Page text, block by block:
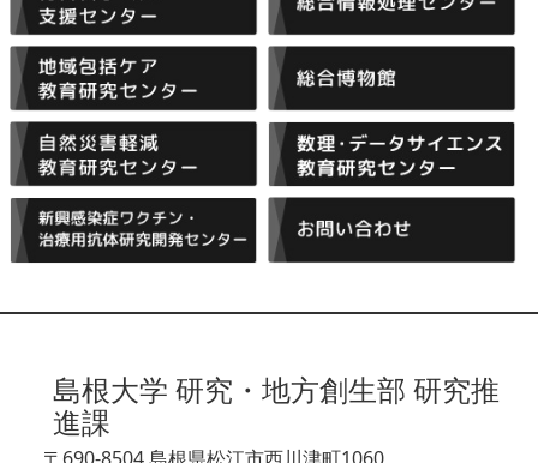
島根大学 研究・地方創生部 研究推
進課